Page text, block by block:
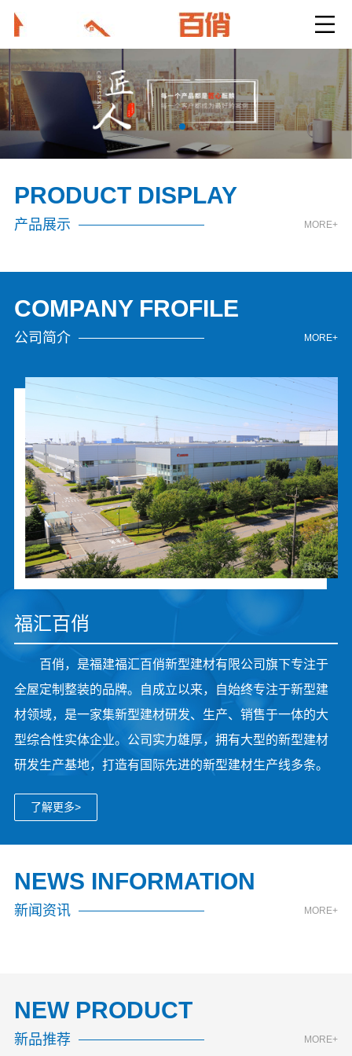
PRODUCT DISPLAY
产品展示 MORE+
COMPANY FROFILE
公司简介 MORE+
福汇百俏
百俏，是福建福汇百俏新型建材有限公司旗下专注于
全屋定制整装的品牌。自成立以来，自始终专注于新型建
材领域，是一家集新型建材研发、生产、销售于一体的大
型综合性实体企业。公司实力雄厚，拥有大型的新型建材
研发生产基地，打造有国际先进的新型建材生产线多条。
了解更多>
NEWS INFORMATION
新闻资讯 MORE+
NEW PRODUCT
新品推荐 MORE+